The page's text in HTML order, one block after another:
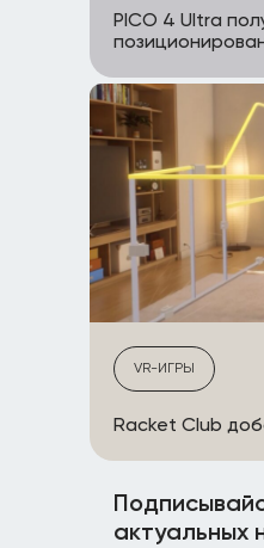
PICO 4 Ultra
VR-ИГРЫ
Racket Club
актуальных